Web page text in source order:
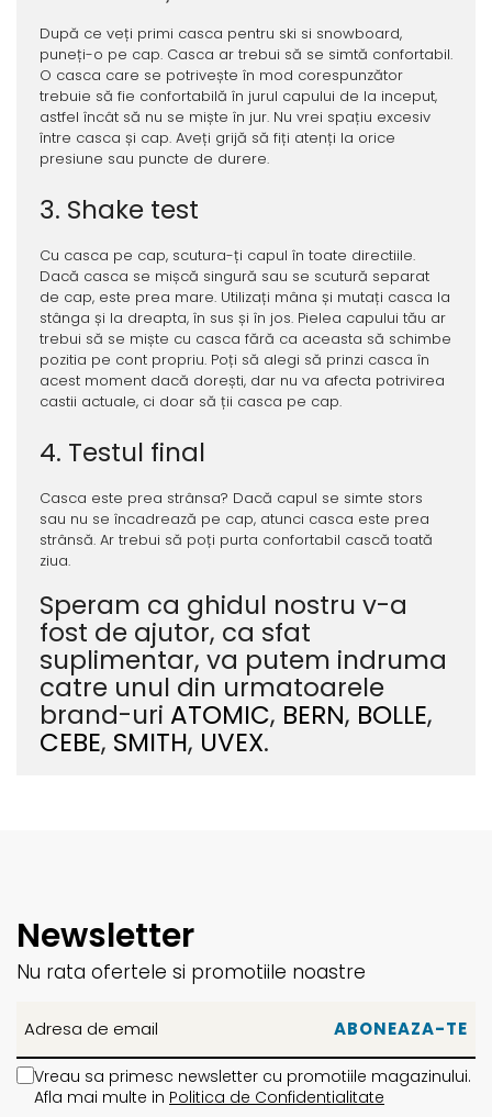
După ce veți primi casca pentru ski si snowboard,
puneți-o pe cap. Casca ar trebui să se simtă confortabil.
O casca care se potrivește în mod corespunzător
trebuie să fie confortabilă în jurul capului de la inceput,
astfel încât să nu se miște în jur. Nu vrei spațiu excesiv
între casca și cap. Aveți grijă să fiți atenți la orice
presiune sau puncte de durere.
3. Shake test
Cu casca pe cap, scutura-ți capul în toate directiile.
Dacă casca se mișcă singură sau se scutură separat
de cap, este prea mare. Utilizați mâna și mutați casca la
stânga și la dreapta, în sus și în jos. Pielea capului tău ar
trebui să se miște cu casca fără ca aceasta să schimbe
pozitia pe cont propriu. Poți să alegi să prinzi casca în
acest moment dacă dorești, dar nu va afecta potrivirea
castii actuale, ci doar să ții casca pe cap.
4. Testul final
Casca este prea strânsa? Dacă capul se simte stors
sau nu se încadrează pe cap, atunci casca este prea
strânsă. Ar trebui să poți purta confortabil cască toată
ziua.
Speram ca ghidul nostru v-a
fost de ajutor, ca sfat
suplimentar, va putem indruma
catre unul din urmatoarele
brand-uri ATOMIC, BERN, BOLLE,
CEBE, SMITH, UVEX.
Newsletter
Nu rata ofertele si promotiile noastre
Vreau sa primesc newsletter cu promotiile magazinului.
Afla mai multe in Politica de Confidentialitate